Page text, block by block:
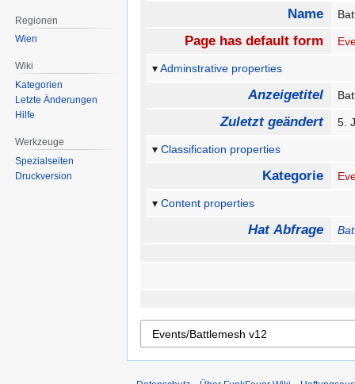
Name
Page has default form
Adminstrative properties
Anzeigetitel
Zuletzt geändert 5.
Classification properties
Kategorie
Content properties
Hat Abfrage
Regionen
Wien
Wiki
Kategorien
Letzte Änderungen
Hilfe
Werkzeuge
Spezialseiten
Druckversion